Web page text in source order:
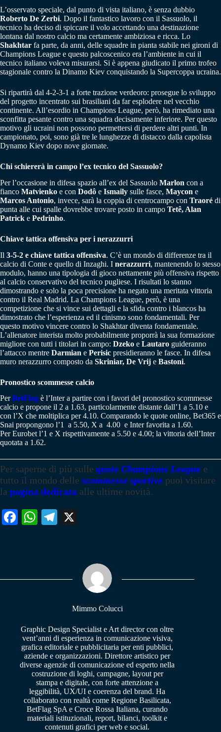
L’osservato speciale, dal punto di vista italiano, è senza dubbio
Roberto De Zerbi. Dopo il fantastico lavoro con il Sassuolo, il
tecnico ha deciso di spiccare il volo accettando una destinazione
lontana dal nostro calcio ma certamente ambiziosa e ricca. Lo
Shakhtar fa parte, da anni, delle squadre in pianta stabile nei gironi di
Champions League e questo palcoscenico era l’ambiente in cui il
tecnico italiano voleva misurarsi. Si è appena giudicato il primo trofeo
stagionale contro la Dinamo Kiev conquistando la Supercoppa ucraina.
Si ripartirà dal 4-2-3-1 a forte trazione verdeoro: prosegue lo sviluppo
del progetto incentrato sui brasiliani da far esplodere nel vecchio
continente. All’esordio in Champions League, però, ha rimediato una
sconfitta pesante contro una squadra decisamente inferiore. Per questo
motivo gli ucraini non possono permettersi di perdere altri punti. In
campionato, poi, sono già tre le lunghezze di distacco dalla capolista
Dynamo Kiev dopo nove giornate.
Chi schiererà in campo l’ex tecnico del Sassuolo?
Per l’occasione in difesa spazio all’ex del Sassuolo Marlon con a
fianco Matvienko e con Dodô e Ismaily sulle fasce, Maycon e
Marcos Antonio, invece, sarà la coppia di centrocampo con Traoré di
punta alle cui spalle dovrebbe trovare posto in campo Tetê, Alan
Patrick e Pedrinho.
Chiave tattica offensiva per i nerazzurri
Il 3-5-2 e chiave tattica offensiva. C’è un mondo di differenze tra il
calcio di Conte e quello di Inzaghi. I nerazzurri, mantenendo lo stesso
modulo, hanno una tipologia di gioco nettamente più offensiva rispetto
al calcio conservativo del tecnico pugliese. I risultati lo stanno
dimostrando e solo la poca precisione ha negato una meritata vittoria
contro il Real Madrid. La Champions League, però, è una
competizione che si vince sui dettagli e la sfida contro i blancos ha
dimostrato che l’esperienza ed il cinismo sono fondamentali. Per
questo motivo vincere contro lo Shakhtar diventa fondamentale.
L’allenatore interista molto probabilmente proporrà la sua formazione
migliore con tutti i titolari in campo: Dzeko e Lautaro guideranno
l’attacco mentre Darmian e Perisic presidieranno le fasce. In difesa
muro nerazzurro composto da Skriniar, De Vrij e Bastoni.
Pronostico scommesse calcio
PerBetFlag è l’Inter a partire con i favori del pronostico scommesse
calcio e propone il 2 a 1.63, particolarmente distante dall’1 a 5.10 e
con l’X che moltiplica per 4.10. Comparando le quote online, Bet365 e
Snai propongono l’1 a 5.50, X a 4.00 e Inter favorita a 1.60.
Per Eurobet l’1 e X rispettivamente a 5.50 e 4.00; la vittoria dell’Inter
quotata a 1.62.
Per saperne di più sulle quote Champions League e
tutto il mondo delle scommesse sportive puoi visitare
la pagina dedicata alle ultime novità.
Fa W
pp
Te
m
Mimmo Colucci
Graphic Design Specialist e Art director con oltre
vent’anni di esperienza in comunicazione visiva,
grafica editoriale e pubblicitaria per enti pubblici,
aziende e organizzazioni. Direttore artistico per
diverse agenzie di comunicazione ed esperto nella
costruzione di loghi, campagne, layout per
stampa e digitale, con forte attenzione a
leggibilità, UX/UI e coerenza del brand. Ha
collaborato con realtà come Regione Basilicata,
BetFlag SpA e Croce Rossa Italiana, curando
materiali istituzionali, report, bilanci, toolkit e
contenuti grafici per web e social.